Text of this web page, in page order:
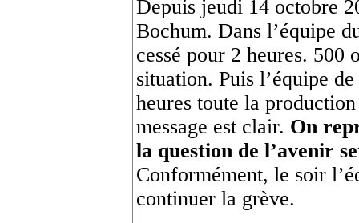
Depuis jeudi 14 octobre
Bochum. Dans l’équipe
cessé pour 2 heures. 500
situation. Puis l’équipe
heures toute la
message est clair. On
la question de l’avenir
Conformément, le soir
continuer la grève.